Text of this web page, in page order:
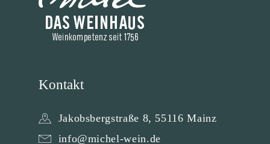
Kontakt
Jakobsbergstraße 8, 55116 Mainz
info@michel-wein.de